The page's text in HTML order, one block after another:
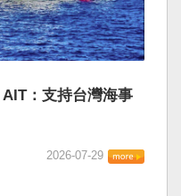
：支持台灣海事
2026-07-29